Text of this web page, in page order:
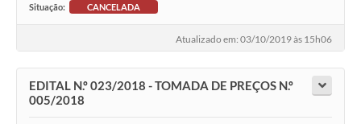
Situação: CANCELADA
Atualizado em: 03/10/2019 às 15h06
EDITAL N.º 023/2018 - TOMADA DE PREÇOS N.º
005/2018